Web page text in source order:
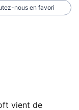
nous en favori
vient de